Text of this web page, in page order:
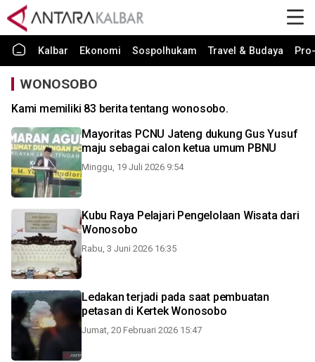
Kalbar Ekonomi Sospolhukam Travel & Budaya
WONOSOBO
Kami memiliki 83 berita tentang wonosobo.
Mayoritas PCNU Jateng dukung Gus Yusuf
maju sebagai calon ketua umum PBNU
Minggu, 19 Juli 2026 9:54
Kubu Raya Pelajari Pengelolaan Wisata dari
Wonosobo
Rabu, 3 Juni 2026 16:35
Ledakan terjadi pada saat pembuatan
petasan di Kertek Wonosobo
Jumat, 20 Februari 2026 15:47